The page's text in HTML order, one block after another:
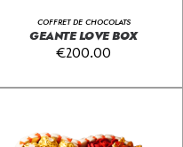
COFFRET DE CHOCOLATS
GEANTE LOVE BOX
€200.00